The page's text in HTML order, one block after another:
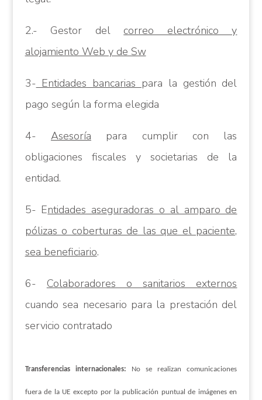
2.- Gestor del correo electrónico y
alojamiento Web y de Sw
3- Entidades bancarias para la gestión del
pago según la forma elegida
4- Asesoría para cumplir con las
obligaciones fiscales y societarias de la
entidad.
5- Entidades aseguradoras o al amparo de
pólizas o coberturas de las que el paciente,
sea beneficiario.
6- Colaboradores o sanitarios externos
cuando sea necesario para la prestación del
servicio contratado
Transferencias internacionales: No se realizan comunicaciones
fuera de la UE excepto por la publicación puntual de imágenes en